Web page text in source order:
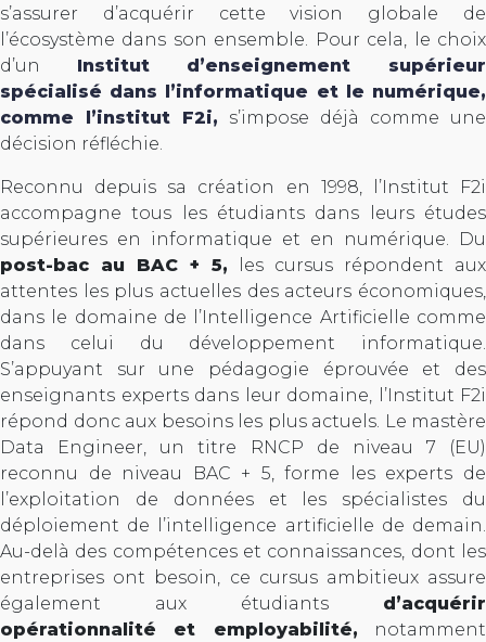
s’assurer d’acquérir cette vision globale de
l’écosystème dans son ensemble. Pour cela, le choix
d’un Institut d’enseignement supérieur
spécialisé dans l’informatique et le numérique,
comme l’institut F2i, s’impose déjà comme une
décision réfléchie.
Reconnu depuis sa création en 1998, l’Institut F2i
accompagne tous les étudiants dans leurs études
supérieures en informatique et en numérique. Du
post-bac au BAC + 5, les cursus répondent aux
attentes les plus actuelles des acteurs économiques,
dans le domaine de l’Intelligence Artificielle comme
dans celui du développement informatique.
S’appuyant sur une pédagogie éprouvée et des
enseignants experts dans leur domaine, l’Institut F2i
répond donc aux besoins les plus actuels. Le mastère
Data Engineer, un titre RNCP de niveau 7 (EU)
reconnu de niveau BAC + 5, forme les experts de
l’exploitation de données et les spécialistes du
déploiement de l’intelligence artificielle de demain.
Au-delà des compétences et connaissances, dont les
entreprises ont besoin, ce cursus ambitieux assure
également aux étudiants d’acquérir
opérationnalité et employabilité, notamment